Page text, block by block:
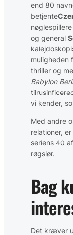
end 80
betjente
nøglespillere
og general
muligheden
thriller og
Babylon
vi kender,
Med andre
relationer,
seriens 40
røgslør.
Bag
Det kræver